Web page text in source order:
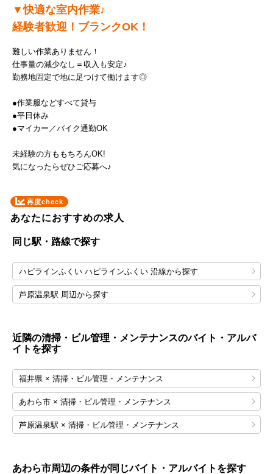
▼快適な室内作業♪
経験者歓迎！ブランクOK！
難しい作業ありません！
仕事量の減少なし＝収入も安定♪
勤務地固定で地に足つけて働けます◎
●作業服などすべて貸与
●平日休み
●マイカー／バイク通勤OK
未経験の方ももちろんOK!
気になったらぜひご応募へ♪
再度check
あなたにおすすめの求人
同じ駅・路線で探す
ハピラインふくい ハピラインふくい 沿線から探す
芦原温泉駅 周辺から探す
近隣の清掃・ビル管理・メンテナンスのバイト・アルバ
イトを探す
福井県 × 清掃・ビル管理・メンテナンス
あわら市 × 清掃・ビル管理・メンテナンス
芦原温泉駅 × 清掃・ビル管理・メンテナンス
あわら市周辺の条件が同じバイト・アルバイトを探す